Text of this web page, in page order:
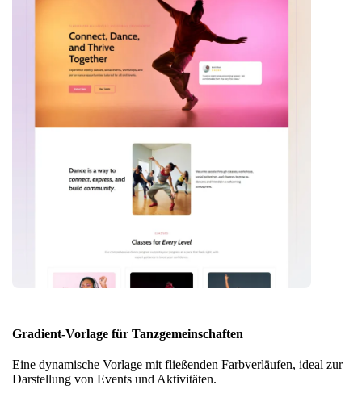
Gradient-Vorlage für Tanzgemeinschaften
Eine dynamische Vorlage mit fließenden Farbverläufen, ideal zur
Darstellung von Events und Aktivitäten.